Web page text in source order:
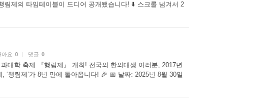
림제의 타임테이블이 드디어 공개됐습니다! ⬇️ 스크롤 넘겨서 2
아요 0 댓글 0
대학 축제 『행림제』 개최! 전국의 한의대생 여러분, 2017년
행림제’가 8년 만에 돌아옵니다! 🎉 📅 날짜: 2025년 8월 30일